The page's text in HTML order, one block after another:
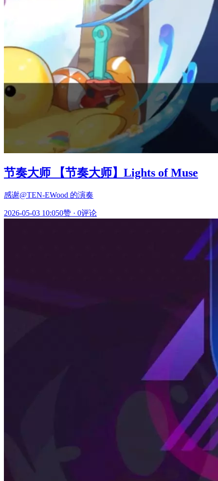
节奏大师 【节奏大师】Lights of Muse
感谢@TEN-EWood 的演奏
2026-05-03 10:050赞 · 0评论